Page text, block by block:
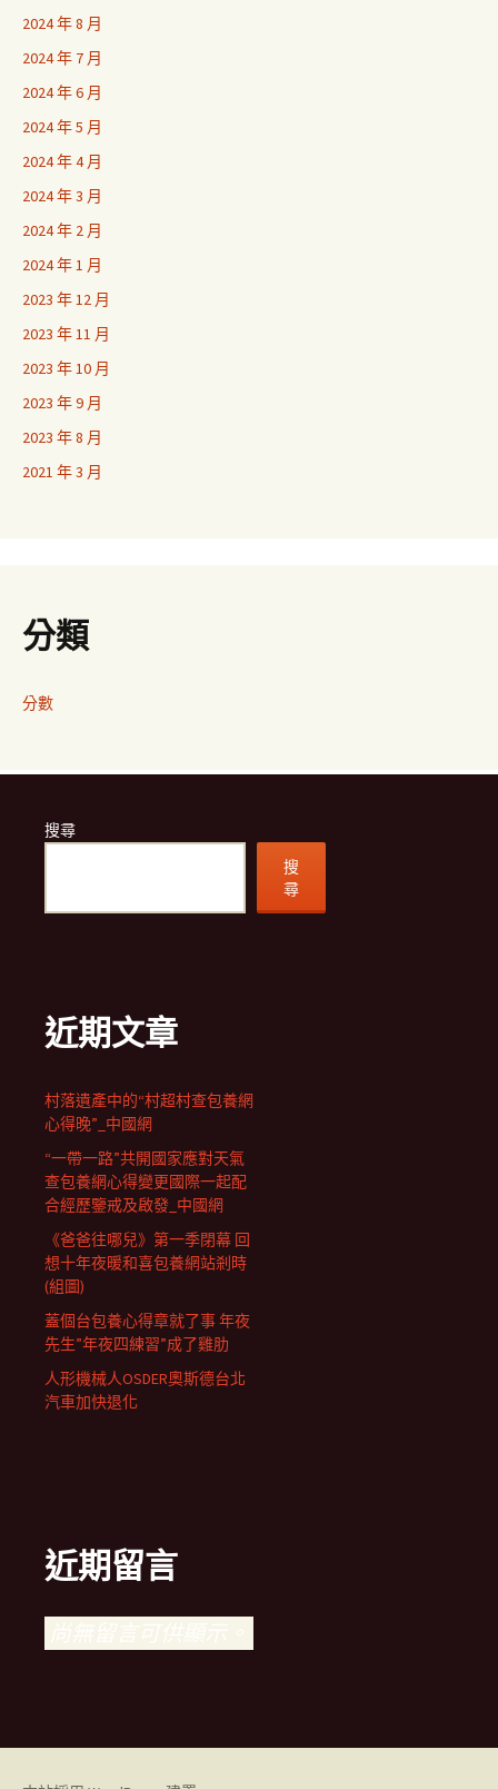
2024 年 8 月
2024 年 7 月
2024 年 6 月
2024 年 5 月
2024 年 4 月
2024 年 3 月
2024 年 2 月
2024 年 1 月
2023 年 12 月
2023 年 11 月
2023 年 10 月
2023 年 9 月
2023 年 8 月
2021 年 3 月
分類
分數
搜尋
搜
尋
近期文章
村落遺產中的“村超村查包養網
心得晚”_中國網
“一帶一路”共開國家應對天氣
查包養網心得變更國際一起配
合經歷鑒戒及啟發_中國網
《爸爸往哪兒》第一季閉幕 回
想十年夜暖和喜包養網站剎時
(組圖)
蓋個台包養心得章就了事 年夜
先生”年夜四練習”成了雞肋
人形機械人OSDER奧斯德台北
汽車加快退化
近期留言
尚無留言可供顯示。